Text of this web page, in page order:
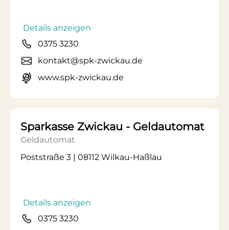
Details anzeigen
0375 3230
kontakt@spk-zwickau.de
www.spk-zwickau.de
Sparkasse Zwickau - Geldautomat
Geldautomat
Poststraße 3 | 08112 Wilkau-Haßlau
Details anzeigen
0375 3230